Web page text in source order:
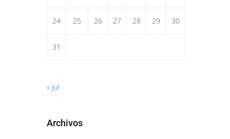
24 25 26 27 28 29 30
31
« Jul
Archivos